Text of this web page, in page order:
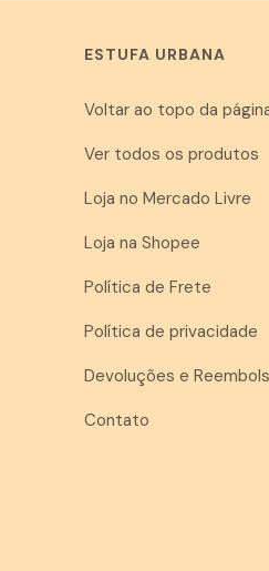
ESTUFA URBANA
Voltar ao topo da
Ver todos os produtos
Loja no Mercado Livre
Loja na Shopee
Política de Frete
Política de privacidade
Devoluções e
Contato